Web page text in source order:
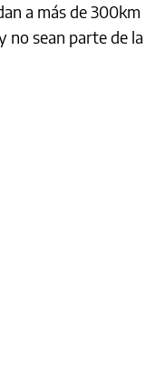
a más de 300km
no sean parte de la